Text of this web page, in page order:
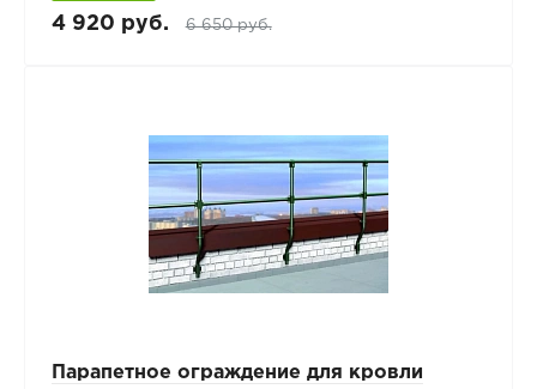
4 920 руб. 6 650 руб.
Парапетное ограждение для кровли